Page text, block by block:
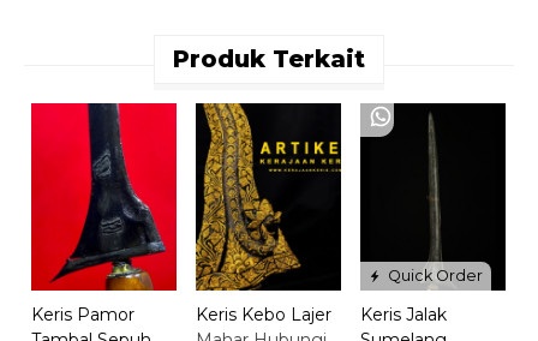
Produk Terkait
Keris Pamor
Keris Kebo Lajer
Quick Order
Keris Jalak